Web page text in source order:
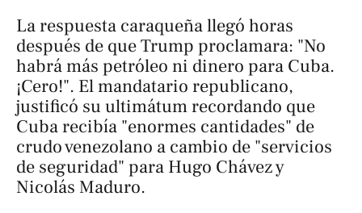
La respuesta caraqueña llegó horas
después de que Trump proclamara: "No
habrá más petróleo ni dinero para Cuba.
¡Cero!". El mandatario republicano,
justificó su ultimátum recordando que
Cuba recibía "enormes cantidades" de
crudo venezolano a cambio de "servicios
de seguridad" para Hugo Chávez y
Nicolás Maduro.